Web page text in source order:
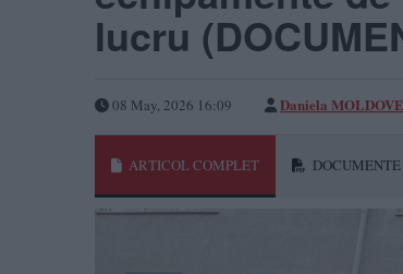
lucru
08 May, 2026 16:09 Daniela
ARTICOL COMPLET DOCUMENTE